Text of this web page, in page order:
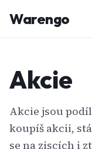
Warengo
Akcie
Akcie jsou
koupíš akcii,
se na ziscích i